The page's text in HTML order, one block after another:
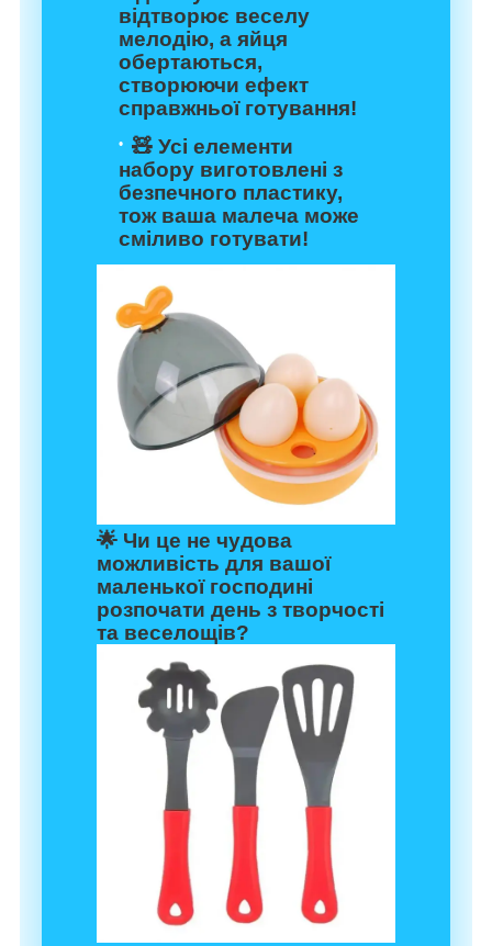
відтворює веселу
мелодію, а яйця
обертаються,
створюючи ефект
справжньої готування!
🧸 Усі елементи
набору виготовлені з
безпечного пластику,
тож ваша малеча може
сміливо готувати!
🌟 Чи це не чудова
можливість для вашої
маленької господині
розпочати день з творчості
та веселощів?